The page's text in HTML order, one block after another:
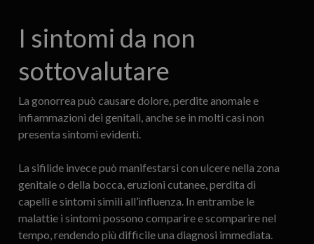
I sintomi da non
sottovalutare
La gonorrea può causare dolore, perdite anomale e
infiammazioni dei genitali, anche se in molti casi non
presenta sintomi evidenti.
La sifilide invece può manifestarsi con ulcere nella zona
genitale o della bocca, eruzioni cutanee, perdita di
capelli e sintomi simili all’influenza. In entrambe le
malattie i sintomi possono comparire e scomparire nel
tempo, rendendo più difficile una diagnosi immediata.